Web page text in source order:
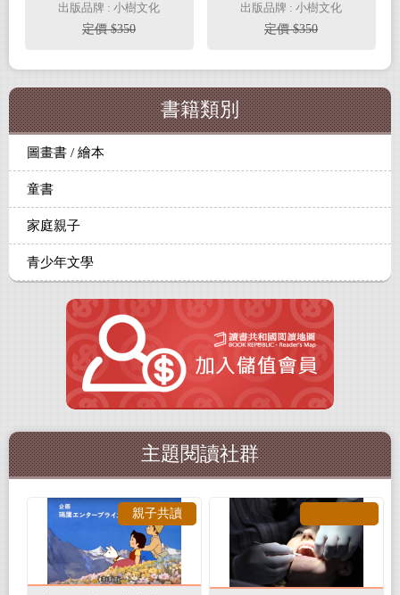
出版品牌 : 小樹文化
定價 $350
出版品牌 : 小樹文化
定價 $350
書籍類別
圖畫書 / 繪本
童書
家庭親子
青少年文學
主題閱讀社群
親子共讀